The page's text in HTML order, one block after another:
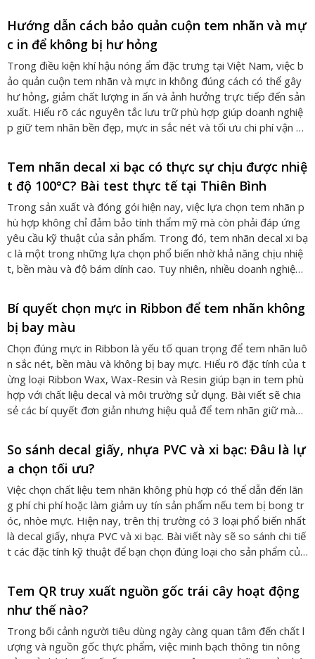
Hướng dẫn cách bảo quản cuộn tem nhãn và mự
c in để không bị hư hỏng
Trong điều kiện khí hậu nóng ẩm đặc trưng tại Việt Nam, việc b
ảo quản cuộn tem nhãn và mực in không đúng cách có thể gây
hư hỏng, giảm chất lượng in ấn và ảnh hưởng trực tiếp đến sản
xuất. Hiểu rõ các nguyên tắc lưu trữ phù hợp giúp doanh nghiệ
p giữ tem nhãn bền đẹp, mực in sắc nét và tối ưu chi phí vận hà
Tem nhãn decal xi bạc có thực sự chịu được nhiệ
t độ 100°C? Bài test thực tế tại Thiên Bình
Trong sản xuất và đóng gói hiện nay, việc lựa chọn tem nhãn p
hù hợp không chỉ đảm bảo tính thẩm mỹ mà còn phải đáp ứng
yêu cầu kỹ thuật của sản phẩm. Trong đó, tem nhãn decal xi bạ
c là một trong những lựa chọn phổ biến nhờ khả năng chịu nhiệ
t, bền màu và độ bám dính cao. Tuy nhiên, nhiều doanh nghiệp
nhiệt độ 100°C hay không? Thiên Bình Barcode đã thực hiện cá
c thử nghiệm thực tế để kiểm chứng khả năng này.
Bí quyết chọn mực in Ribbon để tem nhãn không
bị bay màu
Chọn đúng mực in Ribbon là yếu tố quan trọng để tem nhãn luô
n sắc nét, bền màu và không bị bay mực. Hiểu rõ đặc tính của t
ừng loại Ribbon Wax, Wax-Resin và Resin giúp bạn in tem phù
hợp với chất liệu decal và môi trường sử dụng. Bài viết sẽ chia
sẻ các bí quyết đơn giản nhưng hiệu quả để tem nhãn giữ màu l
So sánh decal giấy, nhựa PVC và xi bạc: Đâu là lự
a chọn tối ưu?
Việc chọn chất liệu tem nhãn không phù hợp có thể dẫn đến lãn
g phí chi phí hoặc làm giảm uy tín sản phẩm nếu tem bị bong tr
óc, nhòe mực. Hiện nay, trên thị trường có 3 loại phổ biến nhất
là decal giấy, nhựa PVC và xi bạc. Bài viết này sẽ so sánh chi tiế
t các đặc tính kỹ thuật để bạn chọn đúng loại cho sản phẩm của
Tem QR truy xuất nguồn gốc trái cây hoạt động
như thế nào?
Trong bối cảnh người tiêu dùng ngày càng quan tâm đến chất l
ượng và nguồn gốc thực phẩm, việc minh bạch thông tin nông